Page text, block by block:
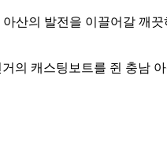
산의 발전을 이끌어갈 깨
의 캐스팅보트를 쥔 충남